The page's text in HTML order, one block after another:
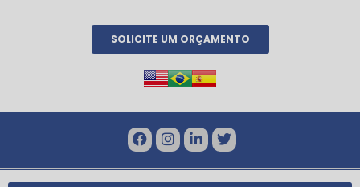
SOLICITE UM ORÇAMENTO